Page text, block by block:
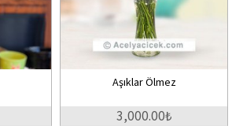
Aşıklar Ölmez
3,000.00₺